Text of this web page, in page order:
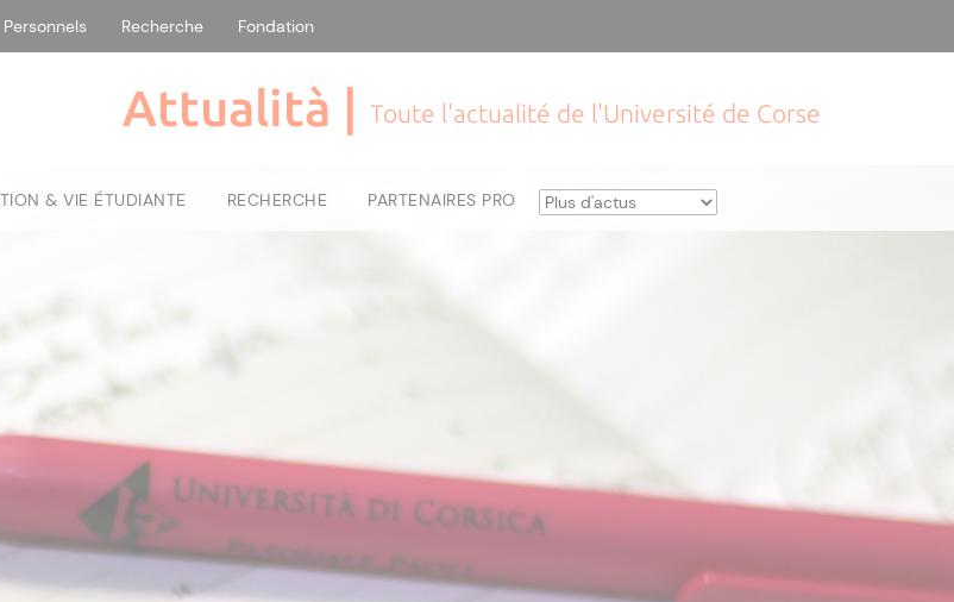
Personnels Recherche Fondation
Attualità | Toute l'actualité de l'Université de Corse
& VIE ÉTUDIANTE RECHERCHE PARTENAIRES PRO